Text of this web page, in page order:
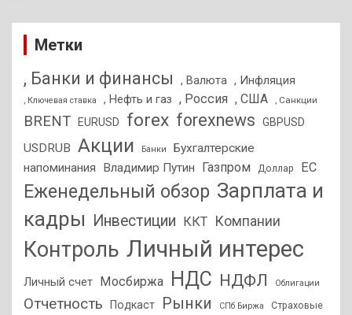
Метки
, Банки и финансы , Валюта , Инфляция
, Ключевая ставка , Нефть и газ , Россия , США , Санкции
BRENT EURUSD forex forexnews GBPUSD
USDRUB Акции Банки
Бухгалтерские
напоминания
Владимир Путин Газпром Доллар ЕС
Еженедельный обзор Зарплата и
кадры
Инвестиции ККТ Компании
Контроль Личный интерес
Личный счет Мосбиржа НДС НДФЛ Облигации
Отчетность Подкаст Рынки СПб Биржа Страховые